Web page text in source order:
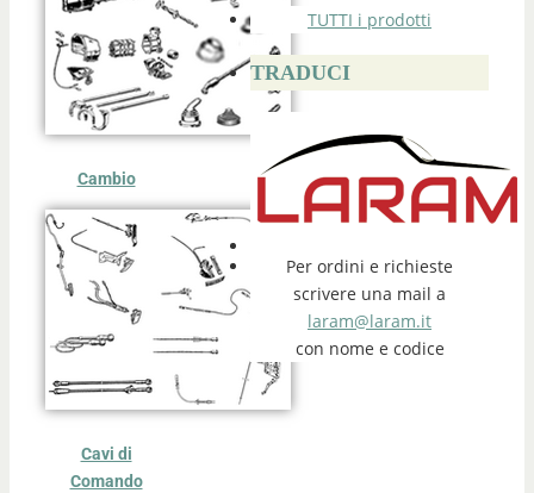
Cambio
Cavi di
Comando
TUTTI i prodotti
TRADUCI
Per ordini e richieste
scrivere una mail a
laram@laram.it
con nome e codice